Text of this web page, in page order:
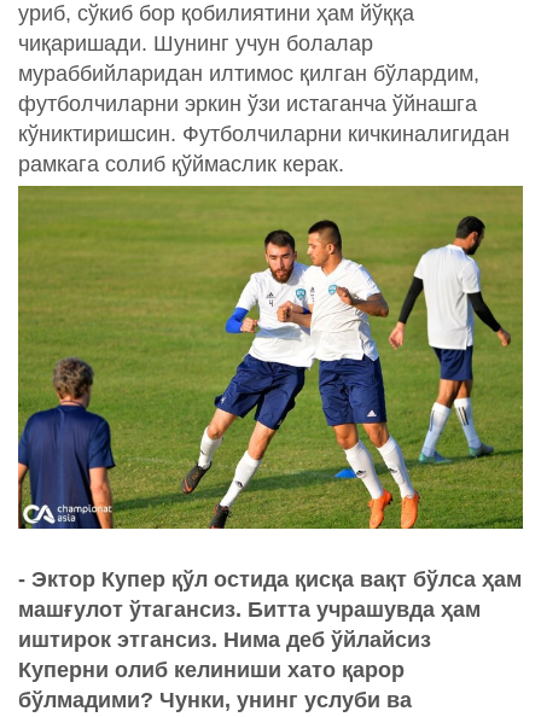
уриб, сўкиб бор қобилиятини ҳам йўққа
чиқаришади. Шунинг учун болалар
мураббийларидан илтимос қилган бўлардим,
футболчиларни эркин ўзи истаганча ўйнашга
кўниктиришсин. Футболчиларни кичкиналигидан
рамкага солиб қўймаслик керак.
- Эктор Купер қўл остида қисқа вақт бўлса ҳам
машғулот ўтагансиз. Битта учрашувда ҳам
иштирок этгансиз. Нима деб ўйлайсиз
Куперни олиб келиниши хато қарор
бўлмадими? Чунки, унинг услуби ва